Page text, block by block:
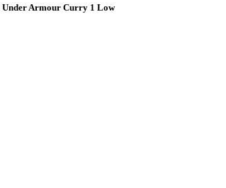
Under Armour Curry 1 Low